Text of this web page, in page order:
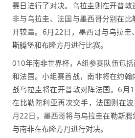
赛日进行了对决。乌拉圭则在开普
非与乌拉圭、法国与墨西哥分别在
开较量。6月22日，墨西哥与乌拉圭
斯腾堡和布隆方丹进行比赛。
010年南非世界杯，A组参赛队伍包
和法国。小组赛首战，南非将在约
战乌拉圭将在开普敦对阵法国。6月
在比勒陀利亚再次交手，法国则在
月22日，墨西哥将与乌拉圭在勒斯
与南非在布隆方丹进行对决。